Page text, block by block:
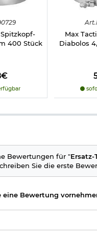
400 Stück
Art.
Max
Diabolos
Bewertungen für "
Sie die erste
eine Bewertung